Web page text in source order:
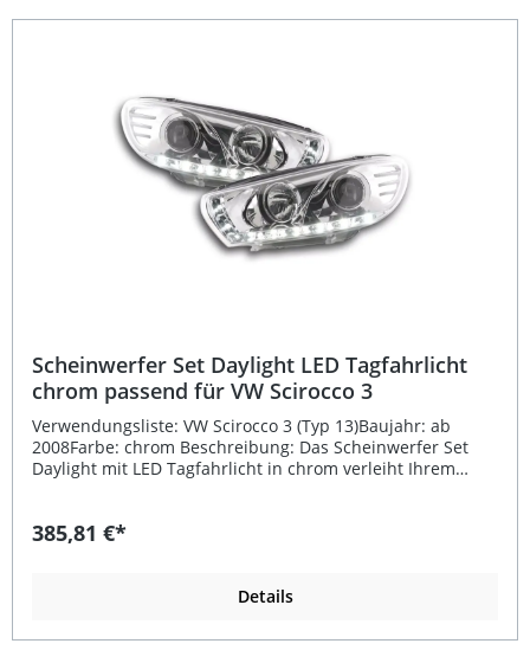
Scheinwerfer Set Daylight LED Tagfahrlicht
chrom passend für VW Scirocco 3
Verwendungsliste: VW Scirocco 3 (Typ 13)Baujahr: ab
2008Farbe: chrom Beschreibung: Das Scheinwerfer Set
Daylight mit LED Tagfahrlicht in chrom verleiht Ihrem
hochwertigen Scheinwerfer sind speziell passend für VW
Linienführung und erfüllt die R87-Zulassungsvorgaben für
Prüfzeichen, wodurch eine Eintragung in die
385,81 €*
Details